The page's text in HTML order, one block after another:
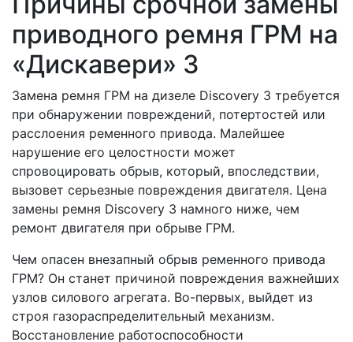
приводного ремня ГРМ на
«Дискавери» 3
Замена ремня ГРМ на дизеле Discovery 3 требуется
при обнаружении повреждений, потертостей или
расслоения ременного привода. Малейшее
нарушение его целостности может
спровоцировать обрыв, который, впоследствии,
вызовет серьезные повреждения двигателя. Цена
замены ремня Discovery 3 намного ниже, чем
ремонт двигателя при обрыве ГРМ.
Чем опасен внезапный обрыв ременного привода
ГРМ? Он станет причиной повреждения важнейших
узлов силового агрегата. Во-первых, выйдет из
строя газораспределительный механизм.
Восстановление работоспособности